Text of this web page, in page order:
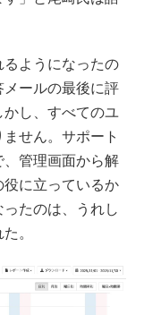
るようになったの
メールの最後に評
し、すべてのユ
せん。サポート
管理画面から解
に立っているか
たのは、うれし
。